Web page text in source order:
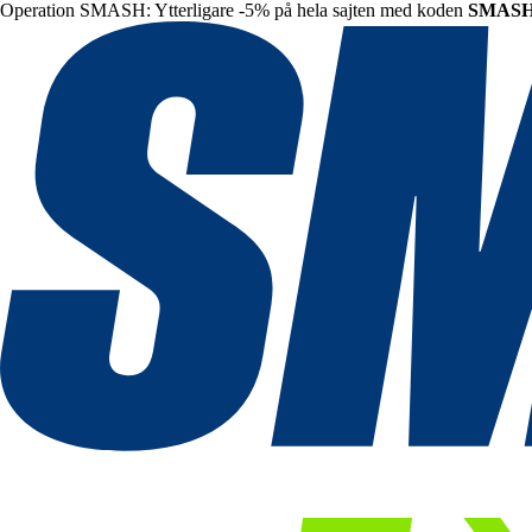
Operation SMASH: Ytterligare -5% på hela sajten med koden